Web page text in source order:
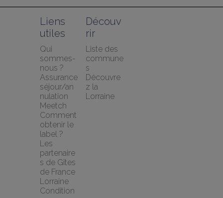
Liens
utiles
Qui
sommes-
nous ?
Assurance
séjour/an
nulation
Meetch
Comment
obtenir le
label ?
Les
partenaire
s de Gîtes
de France
Lorraine
Condition
Découv
rir
Liste des
commune
s
Découvre
z la
Lorraine